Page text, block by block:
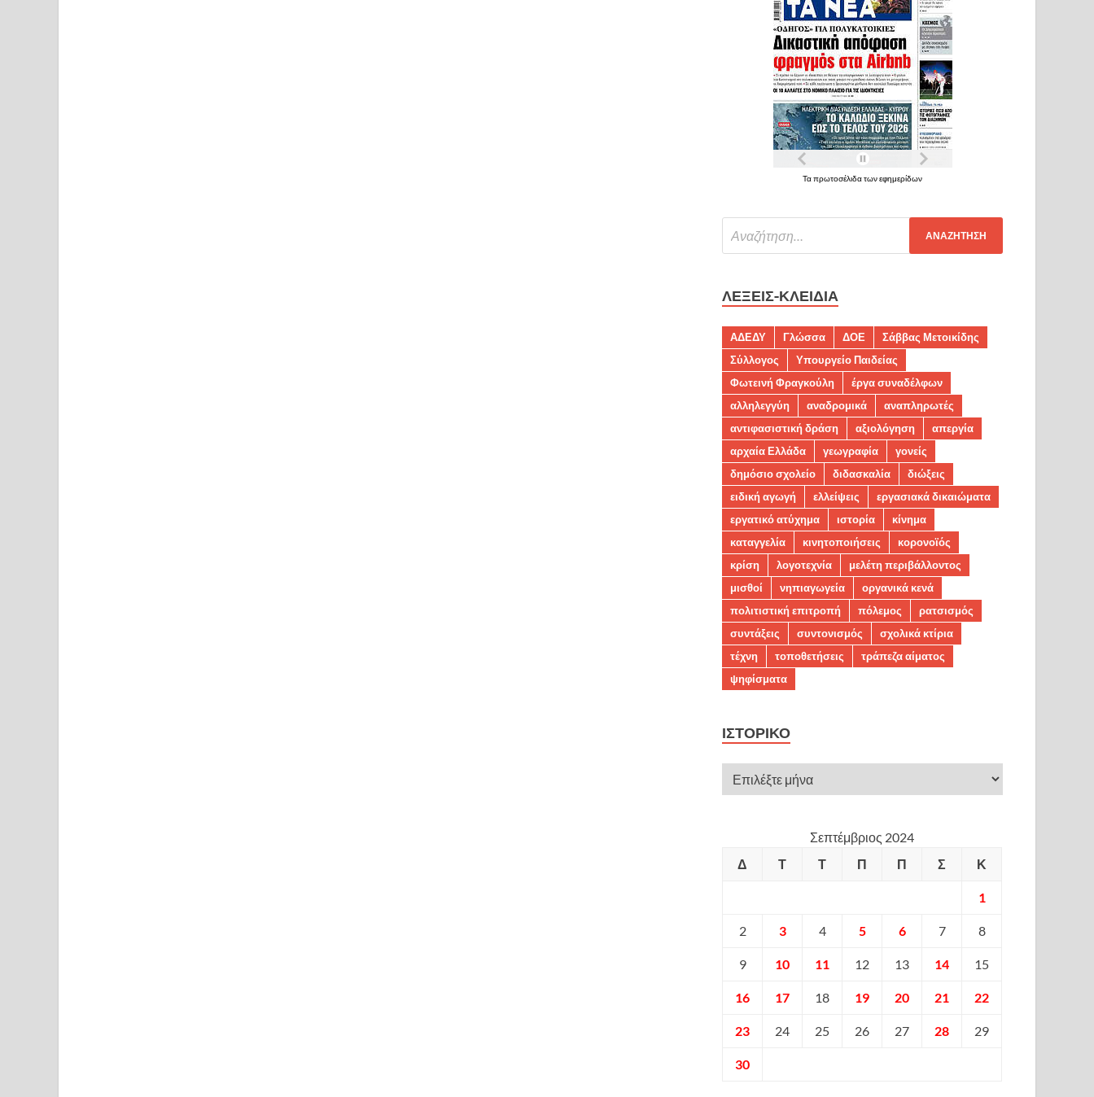
Τα πρωτοσέλιδα των εφημερίδων
ΛΈΞΕΙΣ-ΚΛΕΙΔΙΆ
ΑΔΕΔΥ Γλώσσα ΔΟΕ
Σάββας Μετοικίδης
Σύλλογος
Υπουργείο Παιδείας
Φωτεινή Φραγκούλη
έργα συναδέλφων
αλληλεγγύη
αναδρομικά
αναπληρωτές
αντιφασιστική δράση
αξιολόγηση
απεργία
αρχαία Ελλάδα
γεωγραφία
γονείς
δημόσιο σχολείο
διδασκαλία
διώξεις
ειδική αγωγή
ελλείψεις
εργασιακά δικαιώματα
εργατικό ατύχημα
ιστορία
κίνημα
καταγγελία
κινητοποιήσεις
κορονοϊός
κρίση
λογοτεχνία
μελέτη περιβάλλοντος
μισθοί
νηπιαγωγεία
οργανικά κενά
πολιτιστική επιτροπή
πόλεμος
ρατσισμός
συντάξεις
συντονισμός
σχολικά κτίρια
τέχνη
τοποθετήσεις
τράπεζα αίματος
ψηφίσματα
ΙΣΤΟΡΙΚΌ
Σεπτέμβριος 2024
Δ
Τ Τ Π Π Σ Κ
1
2 3 4 5 6 7 8
9 10 11 12 13 14 15
16 17 18 19 20 21 22
23 24 25 26 27 28 29
30